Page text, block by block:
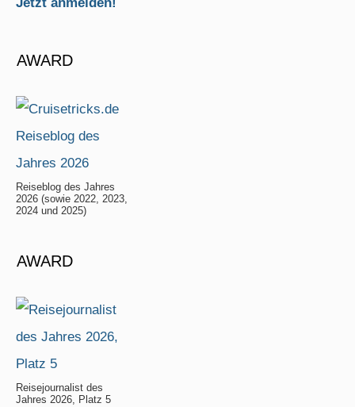
AWARD
Reiseblog des Jahres
2026 (sowie 2022, 2023,
2024 und 2025)
AWARD
Reisejournalist des
Jahres 2026, Platz 5